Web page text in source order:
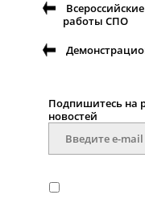
работы СПО
Подпишитесь на
новостей